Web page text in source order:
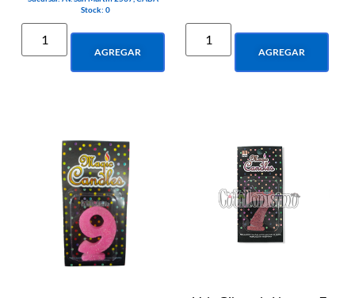
Stock: 0
AGREGAR AGREGAR